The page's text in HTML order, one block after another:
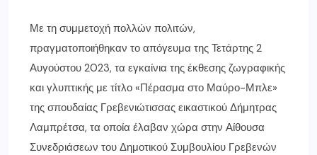
Με τη συμμετοχή πολλών πολιτών,
πραγματοποιήθηκαν το απόγευμα της Τετάρτης 2
Αυγούστου 2023, τα εγκαίνια της έκθεσης ζωγραφικής
και γλυπτικής με τίτλο «Πέρασμα στο Μαύρο-Μπλε»
της σπουδαίας Γρεβενιώτισσας εικαστικού Δήμητρας
Λαμπρέτσα, τα οποία έλαβαν χώρα στην Αίθουσα
Συνεδριάσεων του Δημοτικού Συμβουλίου Γρεβενών